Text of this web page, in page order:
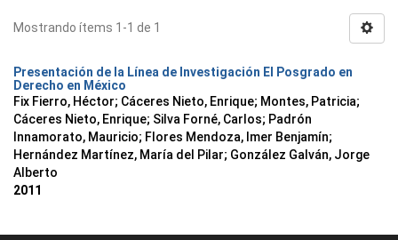
Mostrando ítems 1-1 de 1
Presentación de la Línea de Investigación El Posgrado en
Derecho en México
Fix Fierro, Héctor; Cáceres Nieto, Enrique; Montes, Patricia;
Cáceres Nieto, Enrique; Silva Forné, Carlos; Padrón
Innamorato, Mauricio; Flores Mendoza, Imer Benjamín;
Hernández Martínez, María del Pilar; González Galván, Jorge
Alberto
2011